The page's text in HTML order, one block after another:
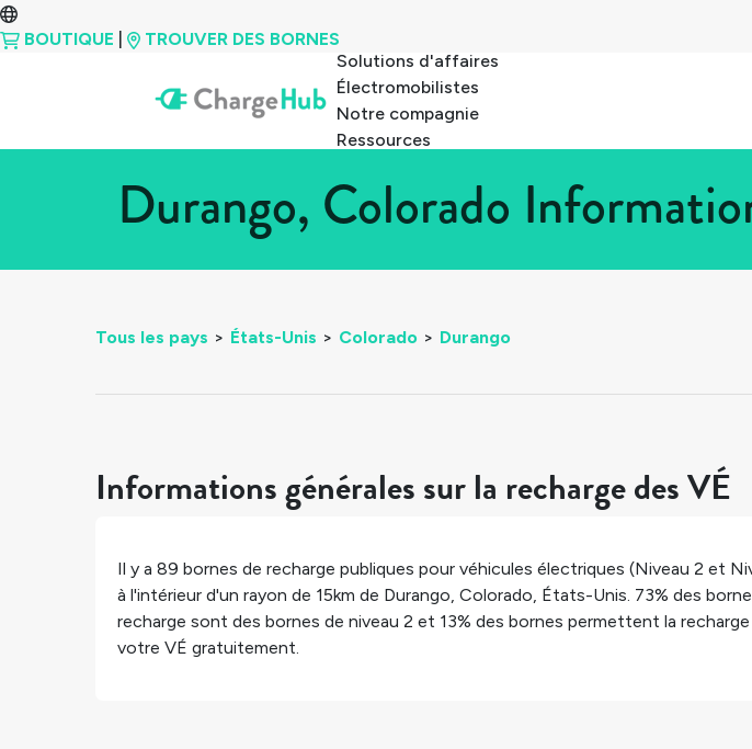
BOUTIQUE
TROUVER DES BORNES
Solutions d'affaires
Électromobilistes
Notre compagnie
Ressources
Durango, Colorado
Tous les pays > États-Unis > Colorado > Durango
Informations générales sur la recharge des VÉ
Il y a 89 bornes de recharge publiques pour véhicules électriques (Niveau 2 et
à l'intérieur d'un rayon de 15km de Durango, Colorado, États-Unis. 73% des
recharge sont des bornes de niveau 2 et 13% des bornes permettent la recharge
votre VÉ gratuitement.